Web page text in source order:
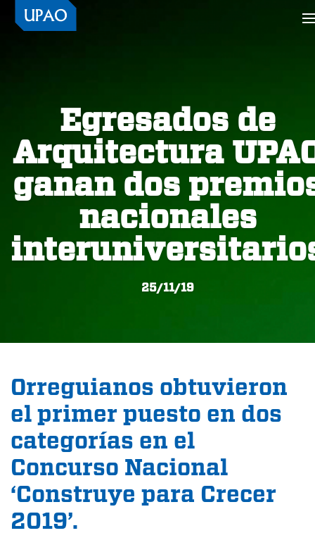
Egresados de
Arquitectura
ganan dos
nacionales
25/11/19
Orreguianos obtuvieron
el primer puesto en dos
categorías en el
Concurso Nacional
‘Construye para Crecer
2019’.